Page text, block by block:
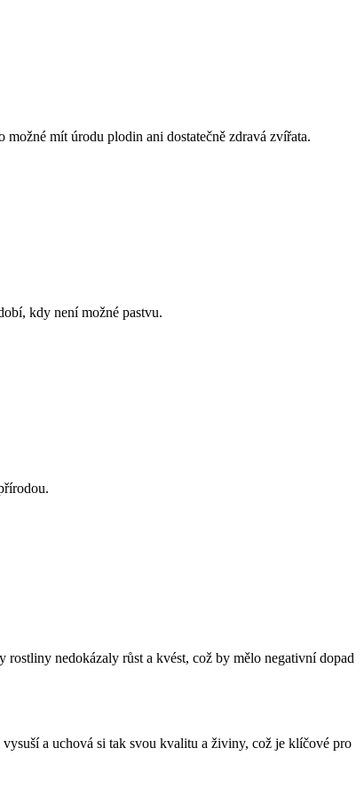
mít úrodu plodin ani dostatečně zdravá zvířata.
kdy není možné pastvu.
nedokázaly růst a kvést, což by mělo negativní dopad
a uchová si tak svou kvalitu a živiny, což je klíčové pro